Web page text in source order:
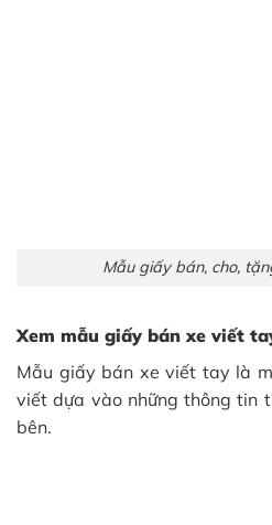
Mẫu giấy bán, cho,
Xem mẫu giấy bán xe viết
Mẫu giấy bán xe viết tay là
viết dựa vào những thông tin
bên.